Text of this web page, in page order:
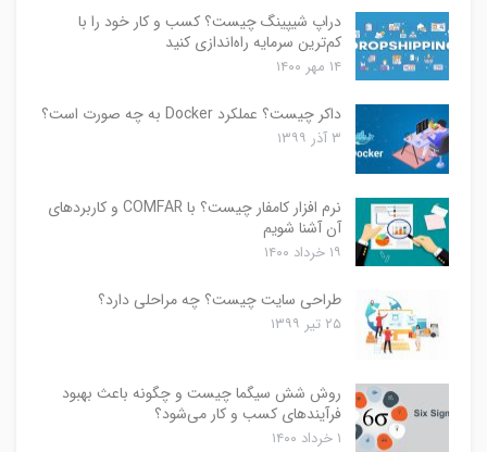
دراپ شیپینگ چیست؟ کسب و کار خود را با
کم‌ترین سرمایه راه‌اندازی کنید
۱۴ مهر ۱۴۰۰
داکر چیست؟ عملکرد Docker به چه صورت است؟
۳ آذر ۱۳۹۹
نرم افزار کامفار چیست؟ با COMFAR و کاربردهای
آن آشنا شویم
۱۹ خرداد ۱۴۰۰
طراحی سایت چیست؟ چه مراحلی دارد؟
۲۵ تیر ۱۳۹۹
روش شش سیگما چیست و چگونه باعث بهبود
فرآیندهای کسب و کار می‌شود؟
۱ خرداد ۱۴۰۰